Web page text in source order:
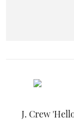
J. Crew